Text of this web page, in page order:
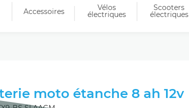
Accessoires Vélos
électriques
Scooters
électriques
moto étanche 8 ah 12v